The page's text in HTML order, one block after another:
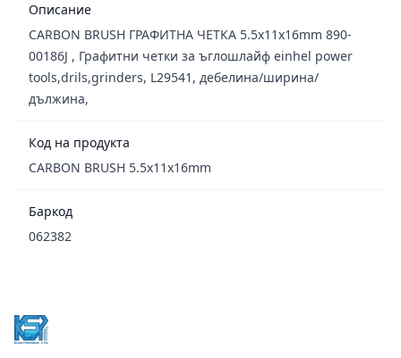
Описание
CARBON BRUSH ГРАФИТНА ЧЕТКА 5.5x11x16mm 890-
00186J , Графитни четки за ъглошлайф einhel power
tools,drils,grinders, L29541, дебелина/ширина/
дължина,
Код на продукта
CARBON BRUSH 5.5x11x16mm
Баркод
062382